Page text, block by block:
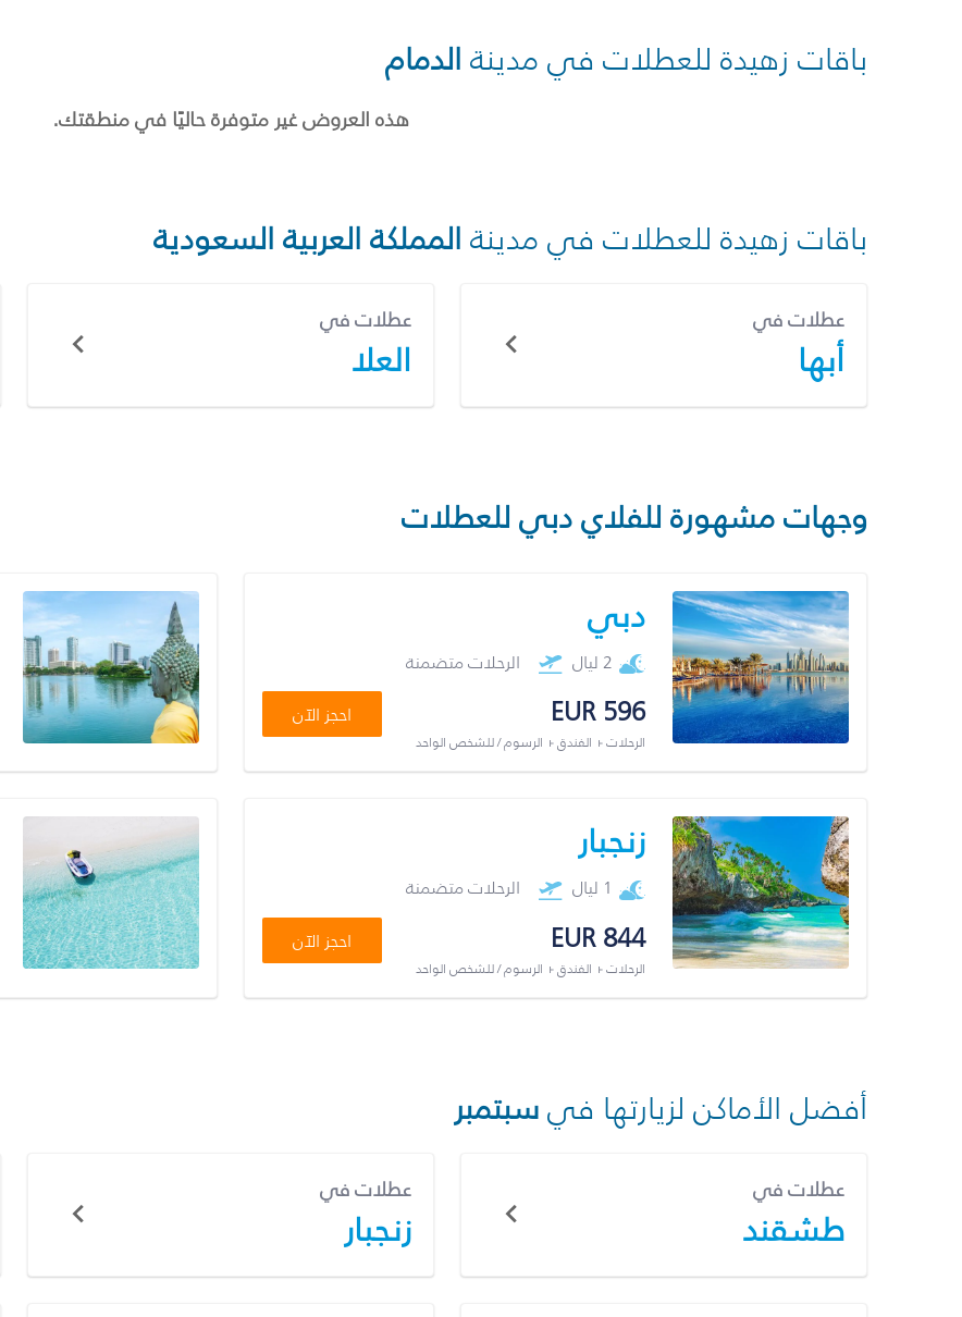
باقات زهيدة للعطلات في مدينة الدمام
هذه العروض غير متوفرة حاليًا في منطقتك.
باقات زهيدة للعطلات في مدينة المملكة العربية السعودية
عطلات في
أبها
عطلات في
العلا
وجهات مشهورة للفلاي دبي للعطلات
دبي
2 ليال الرحلات متضمنة
EUR 596
الرحلات + الفندق + الرسوم / للشخص الواحد
احجز الآن
زنجبار
1 ليال الرحلات متضمنة
EUR 844
الرحلات + الفندق + الرسوم / للشخص الواحد
احجز الآن
أفضل الأماكن لزيارتها فيسبتمبر
عطلات في
طشقند
عطلات في
زنجبار